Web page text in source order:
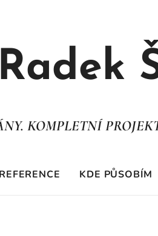
KOMPLETNÍ
REFERENCE KDE PŮSOBÍM